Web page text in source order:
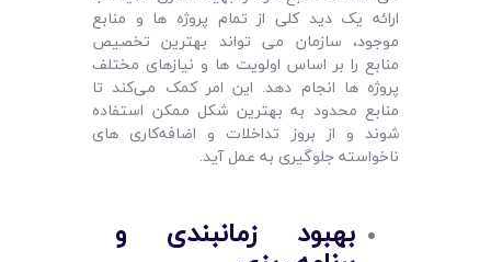
ارائه یک دید کلی از تمام پروژه ‌ها و منابع
موجود، سازمان می ‌تواند بهترین تخصیص
منابع را بر اساس اولویت ‌ها و نیازهای مختلف
پروژه‌ ها انجام دهد. این امر کمک می‌کند تا
منابع محدود به بهترین شکل ممکن استفاده
شوند و از بروز تداخلات و اضافه‌کاری ‌های
ناخواسته جلوگیری به عمل آید.
بهبود زمانبندی و